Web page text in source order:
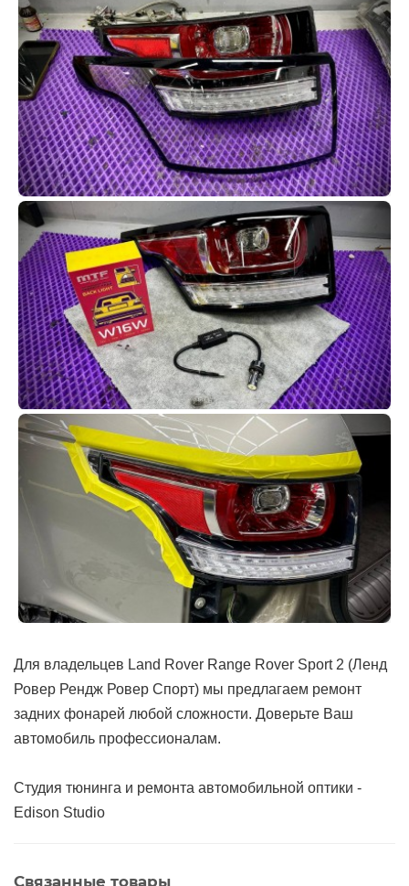
Для владельцев Land Rover Range Rover Sport 2 (Ленд
Ровер Рендж Ровер Спорт) мы предлагаем ремонт
задних фонарей любой сложности. Доверьте Ваш
автомобиль профессионалам.
Студия тюнинга и ремонта автомобильной оптики -
Edison Studio
Связанные товары